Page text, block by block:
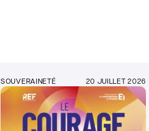
SOUVERAINETÉ 20 JUILLET 2026